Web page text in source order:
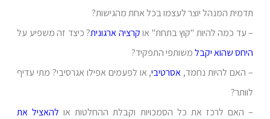
תדמית המנהל יוצר לעצמו בכל אחת מהגישות?
– עד כמה להיות "קוץ בתחת" אוקרציה ארגונית? כיצד זה משפיע על
היחס שהוא יקבלמשותפי התפקיד?
– האם להיות נחמד, אסרטיבי, או לפעמים אפילו אגרסיבי? מתי עדיף
לוותר?
– האם לרכז את כל הסמכויות וקבלת ההחלטות או להאציל את